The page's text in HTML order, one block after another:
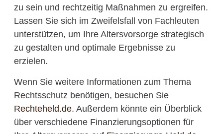
zu sein und rechtzeitig Maßnahmen zu ergreifen.
Lassen Sie sich im Zweifelsfall von Fachleuten
unterstützen, um Ihre Altersvorsorge strategisch
zu gestalten und optimale Ergebnisse zu
erzielen.
Wenn Sie weitere Informationen zum Thema
Rechtsschutz benötigen, besuchen Sie
Rechteheld.de. Außerdem könnte ein Überblick
über verschiedene Finanzierungsoptionen für